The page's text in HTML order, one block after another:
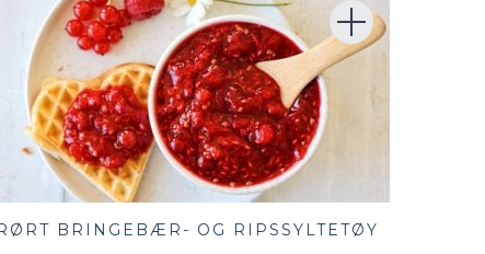
BRINGEBÆR- OG RIPSSYLTETØY